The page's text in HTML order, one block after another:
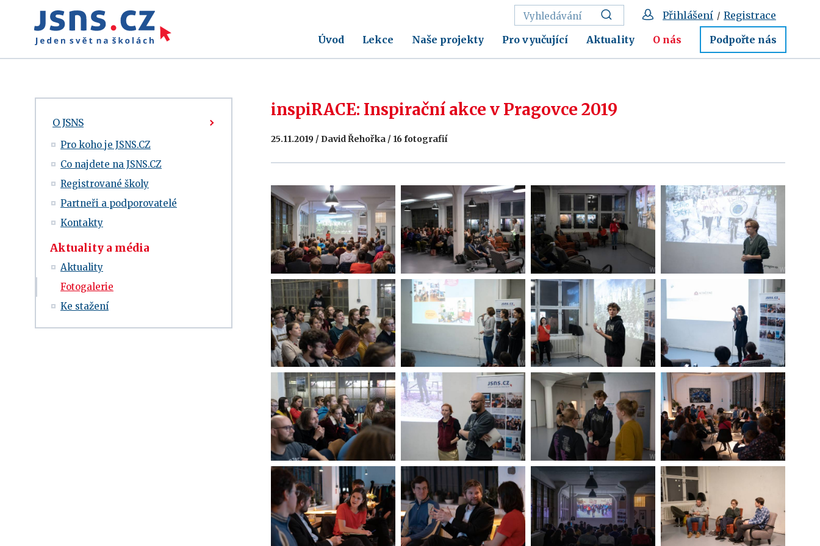
Úvod Lekce Naše projekty Pro vyučující Aktuality O nás Podpořte nás
Přihlášení / Registrace
O JSNS
Pro koho je JSNS.CZ
Co najdete na JSNS.CZ
Registrované školy
Partneři a podporovatelé
Kontakty
Aktuality a média
Aktuality
Fotogalerie
Ke stažení
inspiRACE: Inspirační akce v Pragovce 2019
25.11.2019 / David Řehořka / 16 fotografií